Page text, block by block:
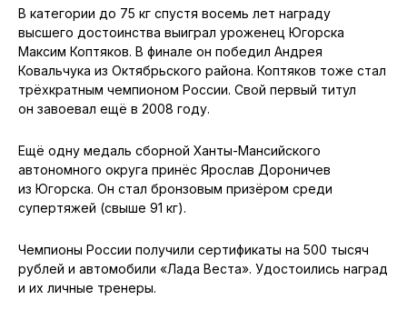
В категории до 75 кг спустя восемь лет награду
высшего достоинства выиграл уроженец Югорска
Максим Коптяков. В финале он победил Андрея
Ковальчука из Октябрьского района. Коптяков тоже стал
трёхкратным чемпионом России. Свой первый титул
он завоевал ещё в 2008 году.
Ещё одну медаль сборной Ханты-Мансийского
автономного округа принёс Ярослав Дороничев
из Югорска. Он стал бронзовым призёром среди
супертяжей (свыше 91 кг).
Чемпионы России получили сертификаты на 500 тысяч
рублей и автомобили «Лада Веста». Удостоились наград
и их личные тренеры.